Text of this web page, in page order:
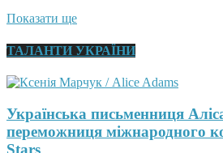
Показати ще
ТАЛАНТИ УКРАЇНИ
Українська письменниця
переможниця міжнародного
Stars